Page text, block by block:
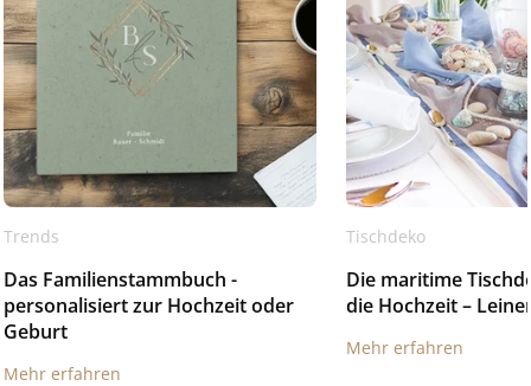
Trends
Das Familienstammbuch -
personalisiert zur Hochzeit oder
Geburt
Mehr erfahren
Tischdeko
Die maritime
die Hochzeit –
Mehr erfahren